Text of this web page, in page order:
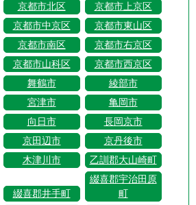
京都市北区
京都市上京区
京都市中京区
京都市東山区
京都市南区
京都市右京区
京都市山科区
京都市西京区
舞鶴市
綾部市
宮津市
亀岡市
向日市
長岡京市
京田辺市
京丹後市
木津川市 乙訓郡大山崎町
綴喜郡井手町
綴喜郡宇治田原
町